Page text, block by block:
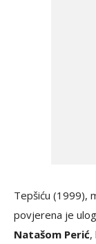
Tepšiću (1999),
povjerena je
Natašom Perić,